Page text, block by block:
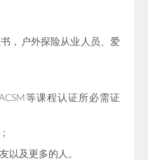
，户外探险从业人员、爱
等课程认证所必需证
以及更多的人。